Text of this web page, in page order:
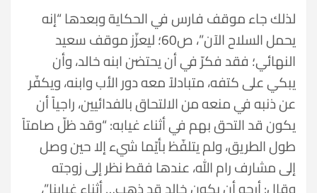
لذلك جاء موقف فارس في الحكاية وبعدها “إنه
يحمل السلاح الآن”، ص60؛ ليعزّز موقف سعيد
النهائي؛ فقد فكرّ في أن يحتضن ابنه خالد، وأن
يبكي على كتفه، متبادلاً معه دور الأب وابنه، ويكفّر
عن ذنبه في منعه من الالتحاق بالفدائيين، راجياً أن
يكون قد التحق بهم في أثناء غيابه: “وقد ظلّ صامتاً
طول الطريق، ولم يتلفّظ بأيّما شيء إلا حين وصل
إلى مشارف رام الله، عندها فقط نظر إلى زوجته